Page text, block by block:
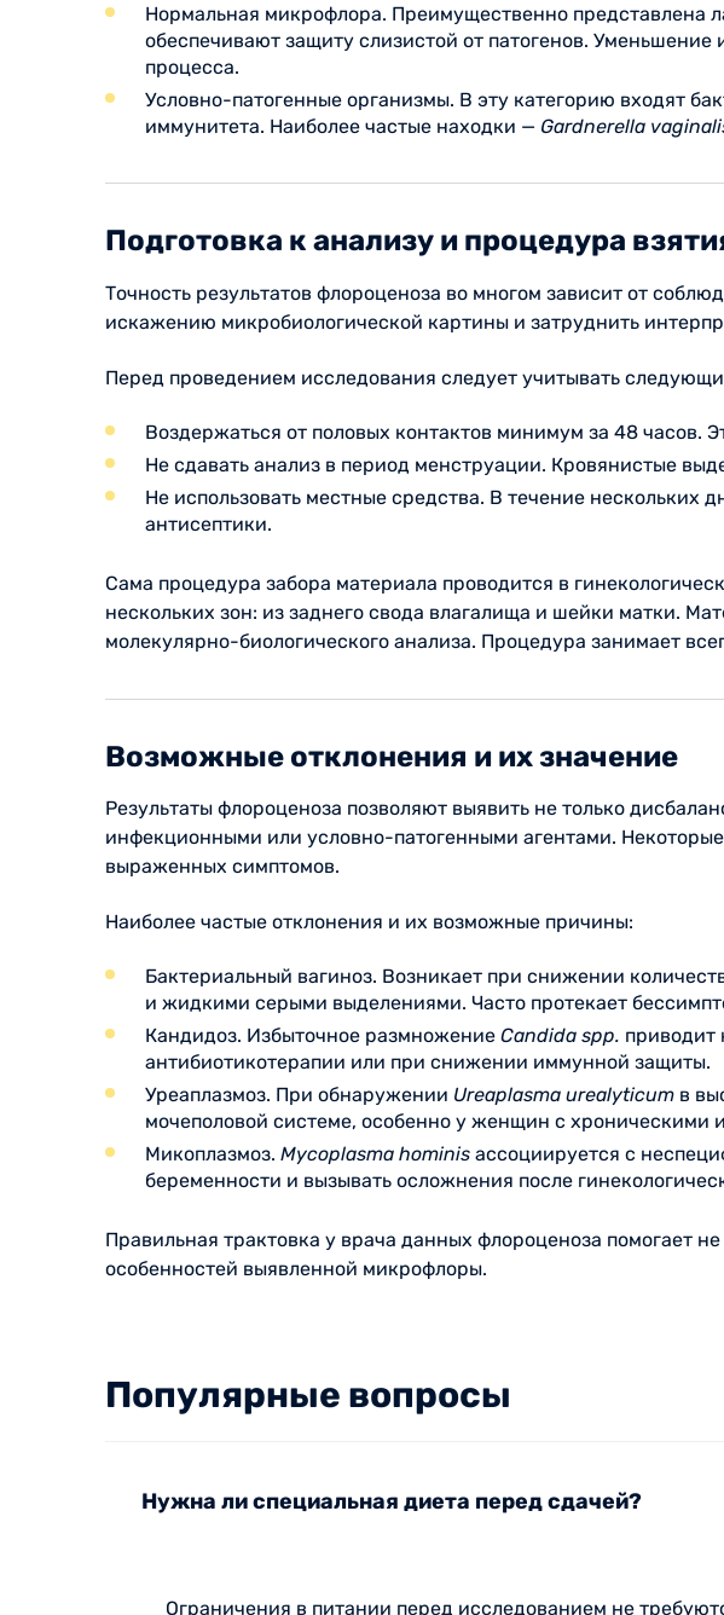
Нормальная микрофлора. Преимущественно представлена
обеспечивают защиту слизистой от патогенов. Уменьшение
процесса.
Условно-патогенные организмы. В эту категорию входят
иммунитета. Наиболее частые находки — Gardnerella
Подготовка к анализу и процедура
Точность результатов флороценоза во многом зависит от
искажению микробиологической картины и затруднить
Перед проведением исследования следует учитывать
Воздержаться от половых контактов минимум за 48
Не сдавать анализ в период менструации. Кровянистые
Не использовать местные средства. В течение
антисептики.
Сама процедура забора материала проводится в
нескольких зон: из заднего свода влагалища и шейки матки.
молекулярно-биологического анализа. Процедура занимает
Возможные отклонения и их значение
Результаты флороценоза позволяют выявить не только
инфекционными или условно-патогенными агентами.
выраженных симптомов.
Наиболее частые отклонения и их возможные причины:
Бактериальный вагиноз. Возникает при снижении
и жидкими серыми выделениями. Часто протекает
Кандидоз. Избыточное размножение Candida spp. приводит
антибиотикотерапии или при снижении иммунной защиты.
Уреаплазмоз. При обнаружении Ureaplasma urealyticum в
мочеполовой системе, особенно у женщин с хроническими
Микоплазмоз. Mycoplasma hominis ассоциируется с
беременности и вызывать осложнения после
Правильная трактовка у врача данных флороценоза помогает
особенностей выявленной микрофлоры.
Популярные вопросы
Нужна ли специальная диета перед сдачей?
Ограничения в питании перед исследованием не